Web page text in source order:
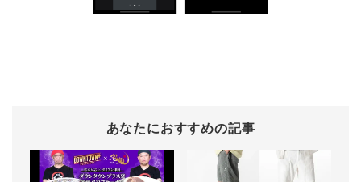
あなたにおすすめの記事